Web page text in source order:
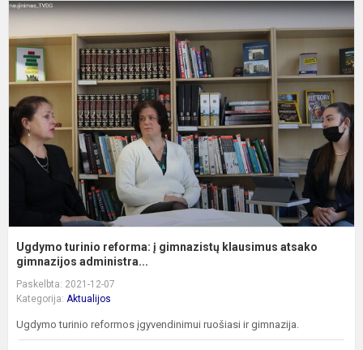
Ugdymo turinio reforma: į gimnazistų klausimus atsako
gimnazijos administra...
Paskelbta: 2021-12-07
Kategorija: Aktualijos
Ugdymo turinio reformos įgyvendinimui ruošiasi ir gimnazija.